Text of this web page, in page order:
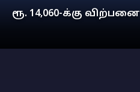
ரூ. 14,060-க்கு விற்பனை